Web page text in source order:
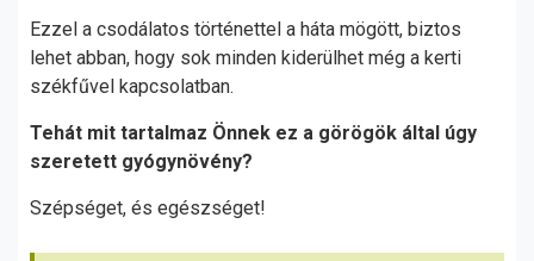
Ezzel a csodálatos történettel a háta mögött, biztos
lehet abban, hogy sok minden kiderülhet még a kerti
székfűvel kapcsolatban.
Tehát mit tartalmaz Önnek ez a görögök által úgy
szeretett gyógynövény?
Szépséget, és egészséget!